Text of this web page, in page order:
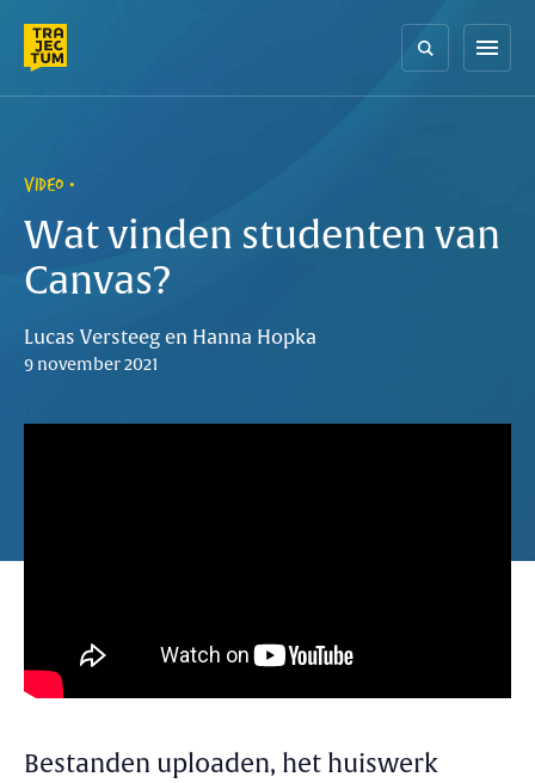
content
menu
VIDEO
Wat vinden studenten van
Canvas?
Lucas Versteeg en Hanna Hopka
9 november 2021
Bestanden uploaden, het huiswerk